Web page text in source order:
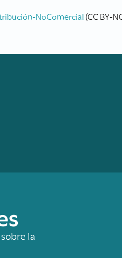
NoComercial(CC BY-
la